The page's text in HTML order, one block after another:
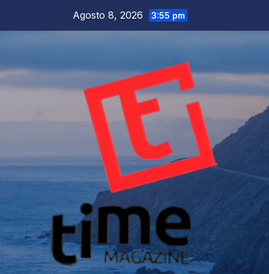
Agosto 8, 2026 3:55 pm